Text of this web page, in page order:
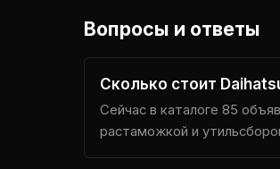
Вопросы и ответы
Сколько стоит
Сейчас в каталоге 85
растаможкой и